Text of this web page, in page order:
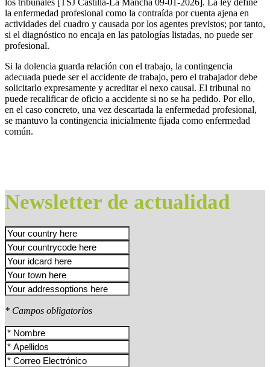
los tribunales [TSJ Castilla-La Mancha 09-01-2026]. La ley define
la enfermedad profesional como la contraída por cuenta ajena en
actividades del cuadro y causada por los agentes previstos; por tanto,
si el diagnóstico no encaja en las patologías listadas, no puede ser
profesional.
Si la dolencia guarda relación con el trabajo, la contingencia
adecuada puede ser el accidente de trabajo, pero el trabajador debe
solicitarlo expresamente y acreditar el nexo causal. El tribunal no
puede recalificar de oficio a accidente si no se ha pedido. Por ello,
en el caso concreto, una vez descartada la enfermedad profesional,
se mantuvo la contingencia inicialmente fijada como enfermedad
común.
Newsletter de actualidad
* Campos obligatorios